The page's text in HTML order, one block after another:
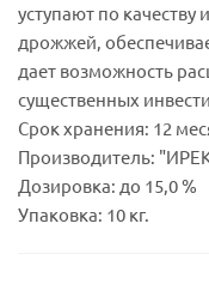
уступают по
дрожжей,
дает возможность
существенных
Срок хранения: 12
Производитель:
Дозировка: до 15,0 %
Упаковка: 10 кг.